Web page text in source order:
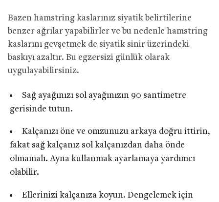
Bazen hamstring kaslarınız siyatik belirtilerine
benzer ağrılar yapabilirler ve bu nedenle hamstring
kaslarını gevşetmek de siyatik sinir üzerindeki
baskıyı azaltır. Bu egzersizi günlük olarak
uygulayabilirsiniz.
Sağ ayağınızı sol ayağınızın 90 santimetre
gerisinde tutun.
Kalçanızı öne ve omzunuzu arkaya doğru ittirin,
fakat sağ kalçanız sol kalçanızdan daha önde
olmamalı. Ayna kullanmak ayarlamaya yardımcı
olabilir.
Ellerinizi kalçanıza koyun. Dengelemek için